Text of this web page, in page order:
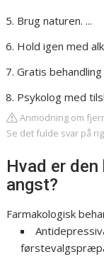
Brug naturen. ...
Hold igen med
Gratis
Psykolog med
Anmodning om
Se det fulde svar på
Hvad er
angst?
Farmakologisk